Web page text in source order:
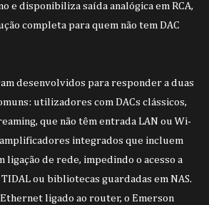
e disponibiliza saída analógica em RCA,
completa para quem não tem DAC
desenvolvidos para responder a duas
utilizadores com DACs clássicos,
que não têm entrada LAN ou Wi-
integrados que incluem
ligação de rede, impedindo o acesso a
ou bibliotecas guardadas em NAS.
ligado ao router, o Emerson